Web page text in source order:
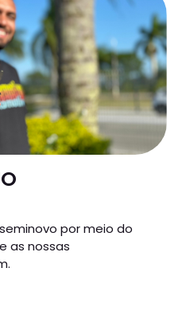
por meio do
as nossas